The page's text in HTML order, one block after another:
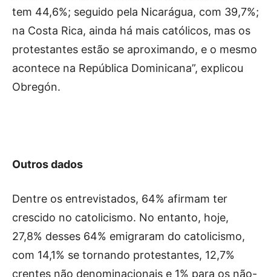
tem 44,6%; seguido pela Nicarágua, com 39,7%;
na ​​Costa Rica, ainda há mais católicos, mas os
protestantes estão se aproximando, e o mesmo
acontece na República Dominicana”, explicou
Obregón.
Outros dados
Dentre os entrevistados, 64% afirmam ter
crescido no catolicismo. No entanto, hoje,
27,8% desses 64% emigraram do catolicismo,
com 14,1% se tornando protestantes, 12,7%
crentes não denominacionais e 1% para os não-